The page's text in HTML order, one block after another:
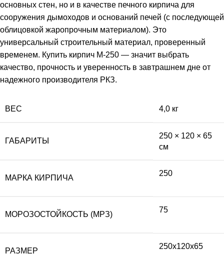
основных стен, но и в качестве печного кирпича для
сооружения дымоходов и оснований печей (с последующей
облицовкой жаропрочным материалом). Это
универсальный строительный материал, проверенный
временем. Купить кирпич М-250 — значит выбрать
качество, прочность и уверенность в завтрашнем дне от
надежного производителя РКЗ.
ВЕС 4,0 кг
ГАБАРИТЫ
250 × 120 × 65
см
МАРКА КИРПИЧА
250
МОРОЗОСТОЙКОСТЬ (МРЗ)
75
РАЗМЕР
250х120х65